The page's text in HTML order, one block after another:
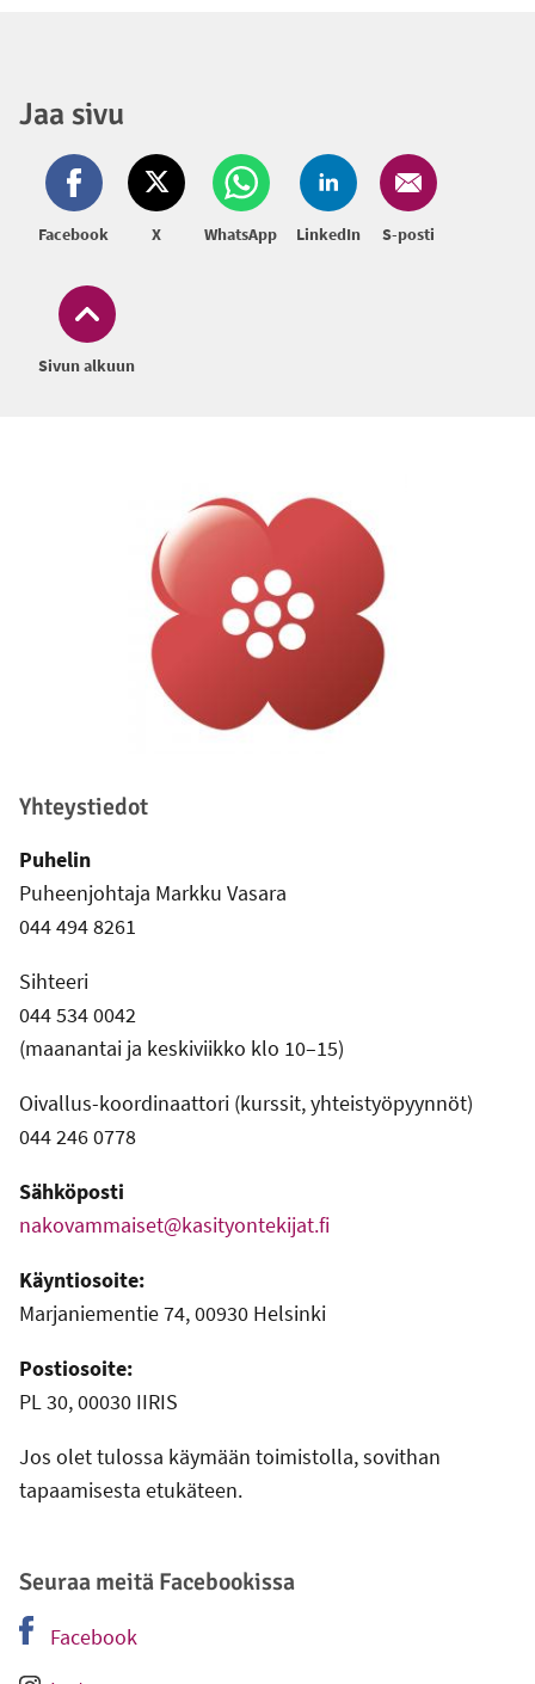
Sivun alkuun
Jaa sivu
Facebook X WhatsApp LinkedIn S-posti
Yhteystiedot
Puhelin
Puheenjohtaja Markku Vasara
044 494 8261
Sihteeri
044 534 0042
(maanantai ja keskiviikko klo 10–15)
Oivallus-koordinaattori (kurssit, yhteistyöpyynnöt)
044 246 0778
Sähköposti
nakovammaiset@kasityontekijat.fi
Käyntiosoite:
Marjaniementie 74, 00930 Helsinki
Postiosoite:
PL 30, 00030 IIRIS
Jos olet tulossa käymään toimistolla, sovithan
tapaamisesta etukäteen.
Seuraa meitä Facebookissa
Facebook
-Ulkoinen linkki